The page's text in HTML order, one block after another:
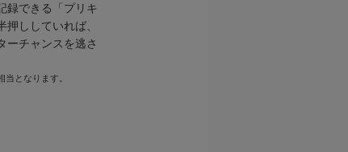
録できる「プリキ
ししていれば、
ーチャンスを逃さ
となります。